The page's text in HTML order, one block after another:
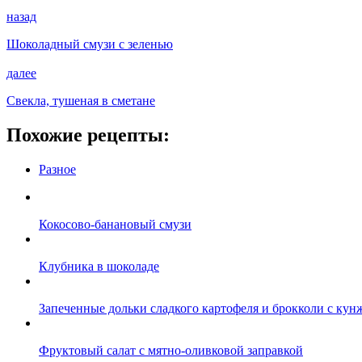
назад
Шоколадный смузи с зеленью
далее
Свекла, тушеная в сметане
Похожие рецепты:
Разное
Кокосово-банановый смузи
Клубника в шоколаде
Запеченные дольки сладкого картофеля и брокколи с
Фруктовый салат с мятно-оливковой заправкой